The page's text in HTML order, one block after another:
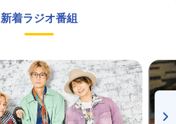
新着ラジオ番組